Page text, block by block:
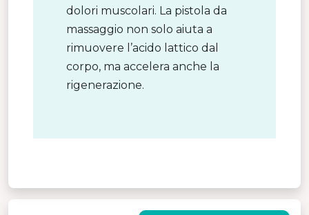
dolori muscolari. La pistola da
massaggio non solo aiuta a
rimuovere l’acido lattico dal
corpo, ma accelera anche la
rigenerazione.